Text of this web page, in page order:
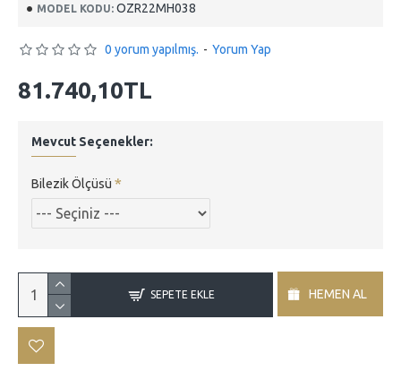
MODEL KODU: OZR22MH038
0 yorum yapılmış. - Yorum Yap
81.740,10TL
Mevcut Seçenekler:
Bilezik Ölçüsü
SEPETE EKLE HEMEN AL